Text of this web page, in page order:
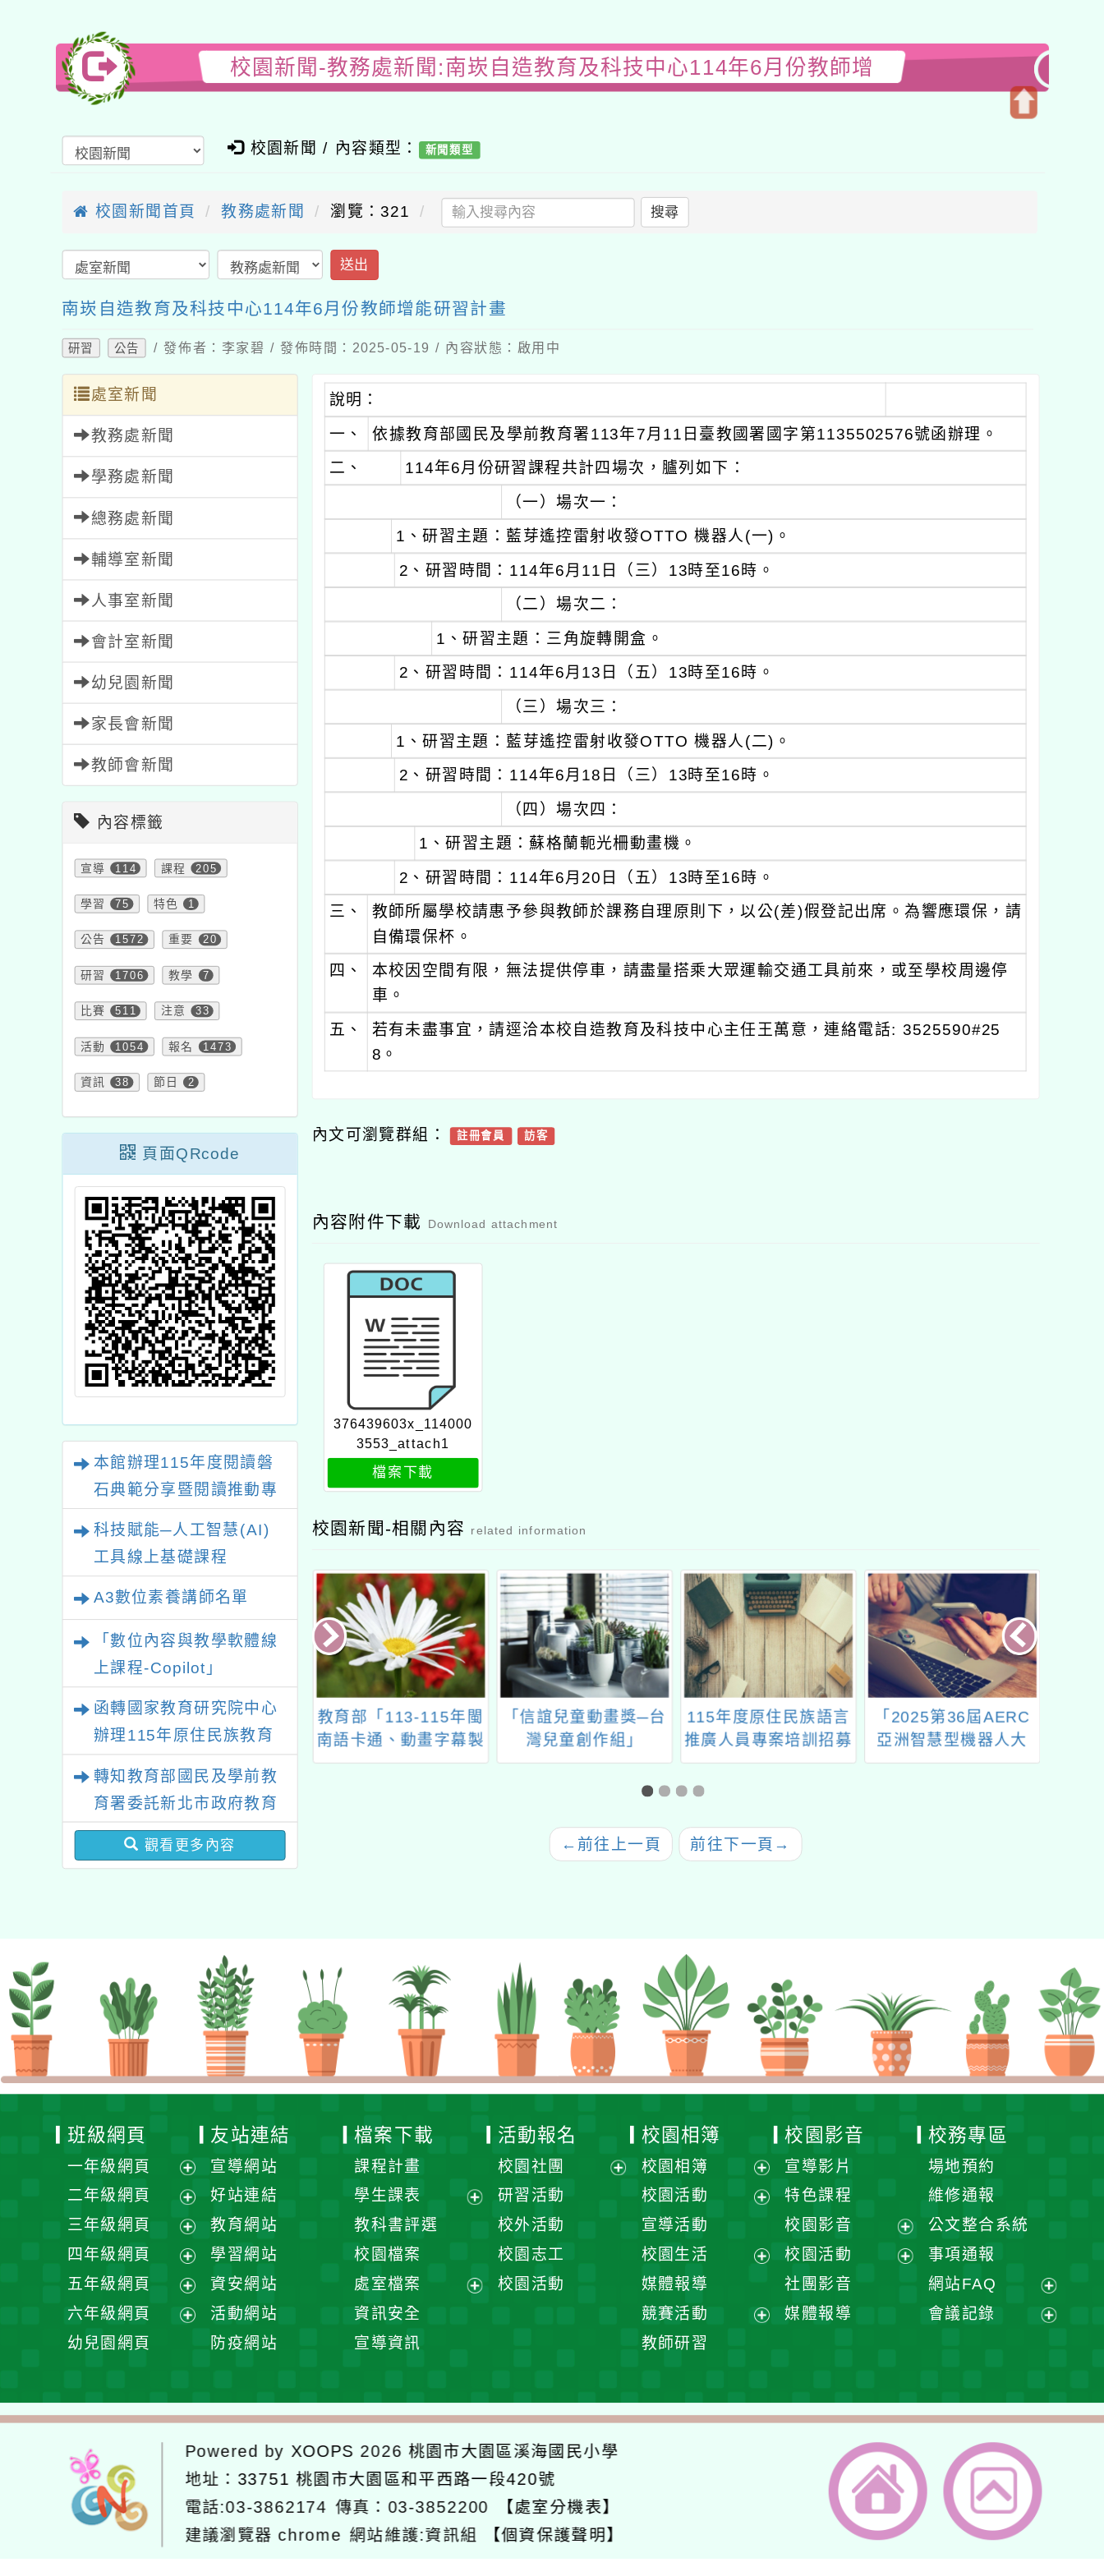
校園新聞-教務處新聞:南崁自造教育及科技中心114年6月份教師增
校園新聞 / 內容類型： 新聞類型
校園新聞首頁 教務處新聞 瀏覽：321 搜尋
送出
南崁自造教育及科技中心114年6月份教師增能研習計畫
研習 公告 / 發佈者：李家碧 / 發佈時間：2025-05-19 / 內容狀態：啟用中
處室新聞
教務處新聞
學務處新聞
總務處新聞
輔導室新聞
人事室新聞
會計室新聞
幼兒園新聞
家長會新聞
教師會新聞
內容標籤
宣導 114 課程 205
學習 75 特色 1
公告 1572 重要 20
研習 1706 教學 7
比賽 511 注意 33
活動 1054 報名 1473
資訊 38 節日 2
頁面QRcode
本館辦理115年度閱讀磐
石典範分享暨閱讀推動專
業研習
科技賦能─人工智慧(AI)
工具線上基礎課程
A3數位素養講師名單
「數位內容與教學軟體線
上課程-Copilot」
函轉國家教育研究院中心
辦理115年原住民族教育
轉知教育部國民及學前教
育署委託新北市政府教育
局辦理「115年度教師專
業成長研習實施計畫－夢
觀看更多內容
說明：
一、
依據教育部國民及學前教育署113年7月11日臺教國署國字第1135502576號函辦理。
二、
114年6月份研習課程共計四場次，臚列如下：
（一）場次一：
1、研習主題：藍芽遙控雷射收發OTTO 機器人(一)。
2、研習時間：114年6月11日（三）13時至16時。
（二）場次二：
1、研習主題：三角旋轉開盒。
2、研習時間：114年6月13日（五）13時至16時。
（三）場次三：
1、研習主題：藍芽遙控雷射收發OTTO 機器人(二)。
2、研習時間：114年6月18日（三）13時至16時。
（四）場次四：
1、研習主題：蘇格蘭軛光柵動畫機。
2、研習時間：114年6月20日（五）13時至16時。
三、 教師所屬學校請惠予參與教師於課務自理原則下，以公(差)假登記出席。為響應環保，請
自備環保杯。
四、 本校因空間有限，無法提供停車，請盡量搭乘大眾運輸交通工具前來，或至學校周邊停
車。
五、 若有未盡事宜，請逕洽本校自造教育及科技中心主任王萬意，連絡電話: 3525590#25
8。
內文可瀏覽群組： 註冊會員 訪客
內容附件下載 Download attachment
376439603x_114000
3553_attach1
檔案下載
校園新聞-相關內容 related information
崁自造教育及
心115年1月份
〈周遊列國的孔夫子〉
行動教案種子教師教育
訓練
教育部「113-115年閩
南語卡通、動畫字幕製
作及配音工作計畫」成
「信誼兒童動畫獎─台
灣兒童創作組」
115年度原住民族語言
推廣人員專案培訓招募
簡章
「2025第36屆AERC
亞洲智慧型機器人大
賽」
← 前往上一頁 前往下一頁 →
班級網頁
一年級網頁
展
開
選
單
二年級網頁
展
選
單
三年級網頁
展
選
單
四年級網頁
展
選
五年級網頁
展
開
六年級網頁
單
幼兒園網頁
友站連結
宣導網站
好站連結
教育網站
學習網站
資安網站
活動網站
防疫網站
檔案下載
課程計畫
學生課表
單
教科書評選
校園檔案
處室檔案
資訊安全
宣導資訊
活動報名
校園社團
研習活動
校外活動
校園志工
校園活動
校園相簿
校園相簿
展
開
單
校園活動
選
宣導活動
校園生活
選
媒體報導
競賽活動
單
教師研習
校園影音
宣導影片
特色課程
校園影音
展
校園活動
社團影音
媒體報導
校務專區
場地預約
維修通報
公文整合系統
事項通報
網站FAQ
展
開
會議記錄
單
Powered by XOOPS 2026桃園市大園區溪海國民小學
地址： 33751 桃園市大園區和平西路一段420號
電話:03-3862174 傳真：03-3852200
【處室分機表】
建議瀏覽器 chrome 網站維護:資訊組 【個資保護聲明】